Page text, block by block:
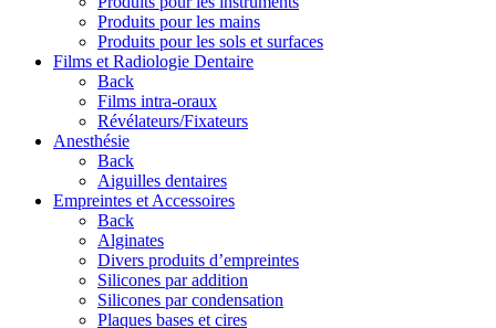
Produits pour les mains
Produits pour les sols et surfaces
Films et Radiologie Dentaire
Back
Films intra-oraux
Révélateurs/Fixateurs
Anesthésie
Back
Aiguilles dentaires
Empreintes et Accessoires
Back
Alginates
Divers produits d’empreintes
Silicones par addition
Silicones par condensation
Plaques bases et cires